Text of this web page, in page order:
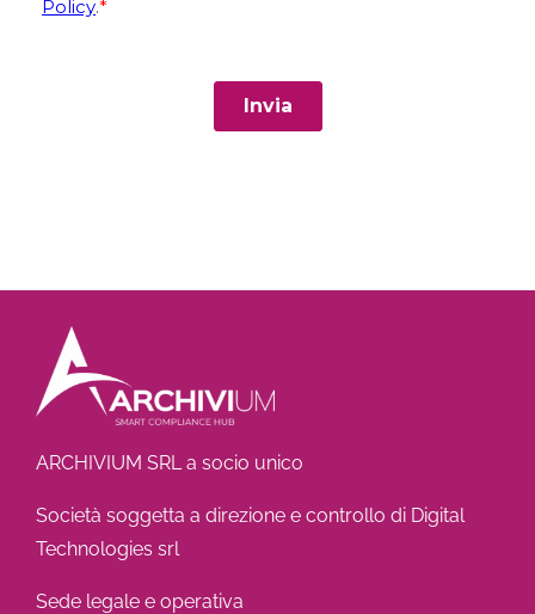
ARCHIVIUM SRL a socio unico
Società soggetta a direzione e controllo di Digital
Technologies srl
Sede legale e operativa